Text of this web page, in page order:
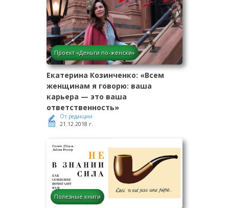
Проект «Деньги по-женски»
Екатерина Козинченко: «Всем
женщинам я говорю: ваша
карьера — это ваша
ответственность»
От редакции
21.12.2018 г.
Полезные книги